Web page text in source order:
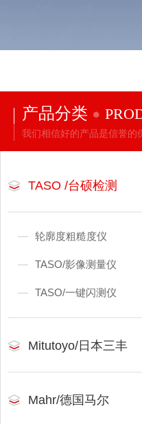
产品分类
我们相信好的产品是信誉的
TASO /台硕检测
轮廓度粗糙度仪
TASO/影像测量仪
TASO/一键闪测仪
Mitutoyo/日本三丰
Mahr/德国马尔